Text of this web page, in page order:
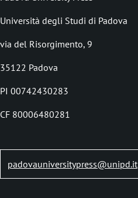
d
c
u
m
b
Università degli Studi di Padova
via del Risorgimento, 9
35122 Padova
PI 00742430283
CF 80006480281
padovauniversitypress@unipd.it